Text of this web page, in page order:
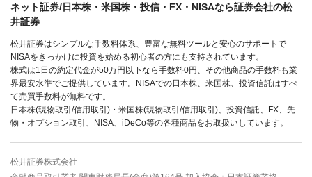
ネット証券/日本株・米国株・投信・FX・NISAなら証券会社の松
井証券
松井証券はシンプルな手数料体系、豊富な無料ツールと安心のサポートで
NISAをきっかけに投資を始める初心者の方にも支持されています。
株式は1日の約定代金が50万円以下なら手数料0円、その他商品の手数料も業
界最安水準でご提供しています。NISAでの日本株、米国株、投資信託はすべ
て売買手数料が無料です。
日本株(現物取引/信用取引)・米国株(現物取引/信用取引)、投資信託、FX、先
物・オプション取引、NISA、iDeCo等の各種商品をお取扱いしています。
松井証券株式会社